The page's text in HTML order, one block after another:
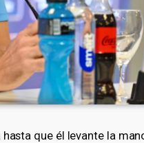
que él levante la